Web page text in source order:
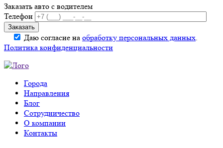
Заказать авто с водителем
Телефон
Даю согласие на обработку персональных данных.
Политика конфиденциальности
Города
Направления
Блог
Сотрудничество
О компании
Контакты